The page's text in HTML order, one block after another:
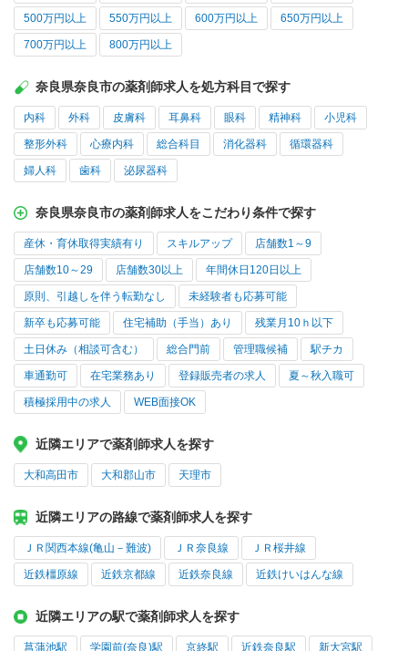
500万円以上 550万円以上 600万円以上 650万円以上
700万円以上 800万円以上
奈良県奈良市の薬剤師求人を処方科目で探す
内科 外科 皮膚科 耳鼻科 眼科 精神科 小児科
整形外科 心療内科 総合科目 消化器科 循環器科
婦人科 歯科 泌尿器科
奈良県奈良市の薬剤師求人をこだわり条件で探す
産休・育休取得実績有り スキルアップ 店舗数1～9
店舗数10～29 店舗数30以上 年間休日120日以上
原則、引越しを伴う転勤なし 未経験者も応募可能
新卒も応募可能 住宅補助（手当）あり 残業月10ｈ以下
土日休み（相談可含む） 総合門前 管理職候補 駅チカ
車通勤可 在宅業務あり 登録販売者の求人 夏～秋入職可
積極採用中の求人 WEB面接OK
近隣エリアで薬剤師求人を探す
大和高田市 大和郡山市 天理市
近隣エリアの路線で薬剤師求人を探す
ＪＲ関西本線(亀山－難波) ＪＲ奈良線 ＪＲ桜井線
近鉄橿原線 近鉄京都線 近鉄奈良線 近鉄けいはんな線
近隣エリアの駅で薬剤師求人を探す
菖蒲池駅 学園前(奈良)駅 京終駅 近鉄奈良駅 新大宮駅